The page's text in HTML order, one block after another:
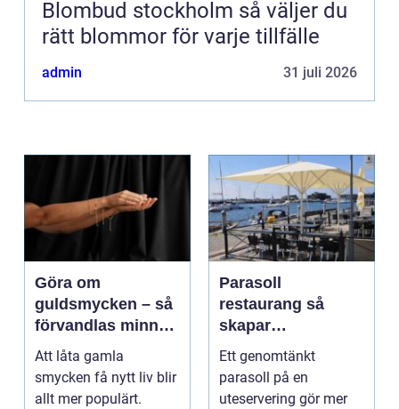
Blombud stockholm så väljer du
rätt blommor för varje tillfälle
admin 31 juli 2026
Göra om
guldsmycken – så
förvandlas minnen
till nya favoriter
Att låta gamla
smycken få nytt liv blir
allt mer populärt.
Parasoll
restaurang så
skapar
uteserveringen rätt
känsla året runt
Ett genomtänkt
parasoll på en
uteservering gör mer